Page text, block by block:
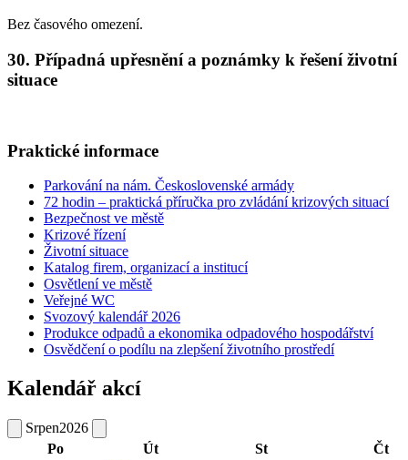
Bez časového omezení.
30. Případná upřesnění a poznámky k řešení životní
situace
Praktické informace
Parkování na nám. Československé armády
72 hodin – praktická příručka pro zvládání krizových situací
Bezpečnost ve městě
Krizové řízení
Životní situace
Katalog firem, organizací a institucí
Osvětlení ve městě
Veřejné WC
Svozový kalendář 2026
Produkce odpadů a ekonomika odpadového hospodářství
Osvědčení o podílu na zlepšení životního prostředí
Kalendář akcí
Srpen2026
Po
Út St Čt